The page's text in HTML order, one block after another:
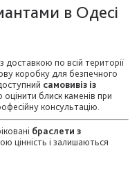
в Одесі
по всій території
коробку для безпечного
самовивіз із
блиск каменів при
консультацію.
браслети з
цінність і залишаються